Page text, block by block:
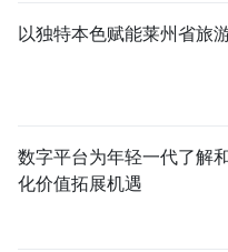
以独特本色赋能莱州省旅
数字平台为年轻一代了解
化价值拓展机遇